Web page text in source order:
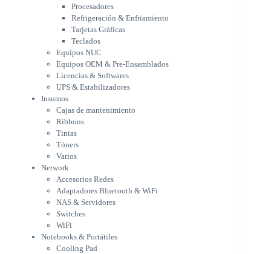
Equipos OEM & Pre-Ensamblados
Licencias & Softwares
UPS & Estabilizadores
Insumos
Cajas de mantenimiento
Ribbons
Tintas
Tóners
Varios
Network
Accesorios Redes
Adaptadores Bluetooth & WiFi
NAS & Servidores
Switches
WiFi
Notebooks & Portátiles
Cargador para notebook
Cooling Pad
PDV
Accesorios para PDV
Lector de códigos de barra
Procesadores
Refrigeración & Enfriamiento
Tarjetas Gráficas
Teclados
Equipos NUC
Equipos OEM & Pre-Ensamblados
Licencias & Softwares
UPS & Estabilizadores
Insumos
Cajas de mantenimiento
Ribbons
Tintas
Tóners
Varios
Network
Accesorios Redes
Adaptadores Bluetooth & WiFi
NAS & Servidores
Switches
WiFi
Notebooks & Portátiles
Cooling Pad